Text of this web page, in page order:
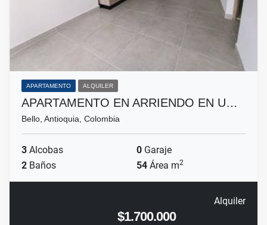
APARTAMENTO ALQUILER
APARTAMENTO EN ARRIENDO EN U…
Bello, Antioquia, Colombia
3 Alcobas 0 Garaje
2 Baños 54 Área m2
Alquiler
$1.700.000